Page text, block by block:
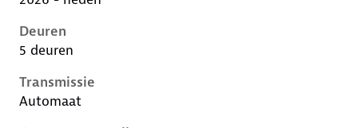
Deuren
5 deuren
Transmissie
Automaat